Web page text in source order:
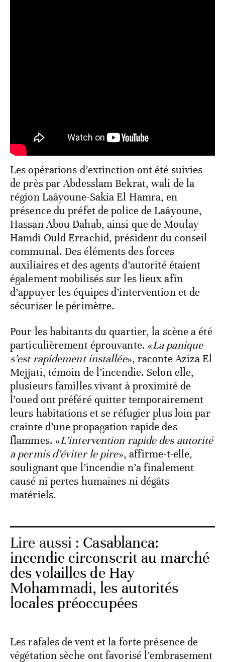
Les opérations d’extinction ont été suivies
de près par Abdesslam Bekrat, wali de la
région Laâyoune-Sakia El Hamra, en
présence du préfet de police de Laâyoune,
Hassan Abou Dahab, ainsi que de Moulay
Hamdi Ould Errachid, président du conseil
communal. Des éléments des forces
auxiliaires et des agents d’autorité étaient
également mobilisés sur les lieux afin
d’appuyer les équipes d’intervention et de
sécuriser le périmètre.
Pour les habitants du quartier, la scène a été
particulièrement éprouvante. «La panique
s’est rapidement installée», raconte Aziza El
Mejjati, témoin de l’incendie. Selon elle,
plusieurs familles vivant à proximité de
l’oued ont préféré quitter temporairement
leurs habitations et se réfugier plus loin par
crainte d’une propagation rapide des
flammes. «L’intervention rapide des autorité
a permis d’éviter le pire», affirme-t-elle,
soulignant que l’incendie n’a finalement
causé ni pertes humaines ni dégâts
matériels.
Lire aussi : Casablanca:
incendie circonscrit au marché
des volailles de Hay
Mohammadi, les autorités
locales préoccupées
Les rafales de vent et la forte présence de
végétation sèche ont favorisé l’embrasement